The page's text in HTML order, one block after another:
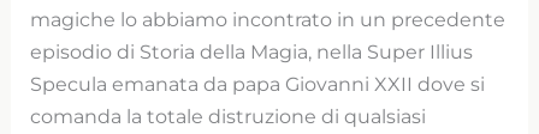
magiche lo abbiamo incontrato in un precedente
episodio di Storia della Magia, nella Super Illius
Specula emanata da papa Giovanni XXII dove si
comanda la totale distruzione di qualsiasi